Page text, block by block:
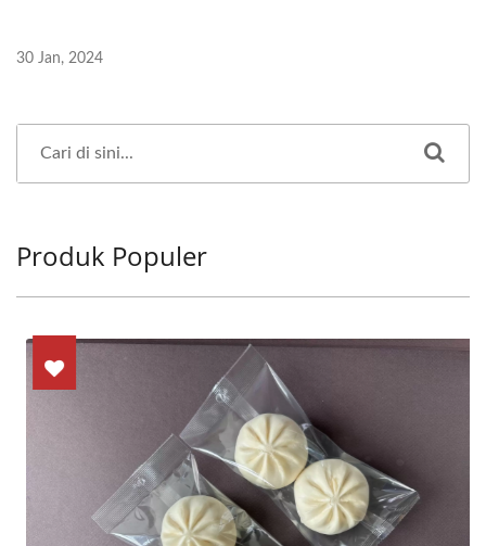
30 Jan, 2024
Produk Populer